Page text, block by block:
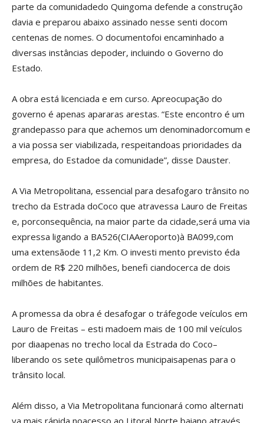
parte da comunidadedo Quingoma defende a construção
davia e preparou abaixo assinado nesse senti docom
centenas de nomes. O documentofoi encaminhado a
diversas instâncias depoder, incluindo o Governo do
Estado.
A obra está licenciada e em curso. Apreocupação do
governo é apenas apararas arestas. “Este encontro é um
grandepasso para que achemos um denominadorcomum e
a via possa ser viabilizada, respeitandoas prioridades da
empresa, do Estadoe da comunidade”, disse Dauster.
A Via Metropolitana, essencial para desafogaro trânsito no
trecho da Estrada doCoco que atravessa Lauro de Freitas
e, porconsequência, na maior parte da cidade,será uma via
expressa ligando a BA526(CIAAeroporto)à BA099,com
uma extensãode 11,2 Km. O investi mento previsto éda
ordem de R$ 220 milhões, benefi ciandocerca de dois
milhões de habitantes.
A promessa da obra é desafogar o tráfegode veículos em
Lauro de Freitas – esti madoem mais de 100 mil veículos
por diaapenas no trecho local da Estrada do Coco–
liberando os sete quilômetros municipaisapenas para o
trânsito local.
Além disso, a Via Metropolitana funcionará como alternati
va mais rápida noacesso ao Litoral Norte baiano através